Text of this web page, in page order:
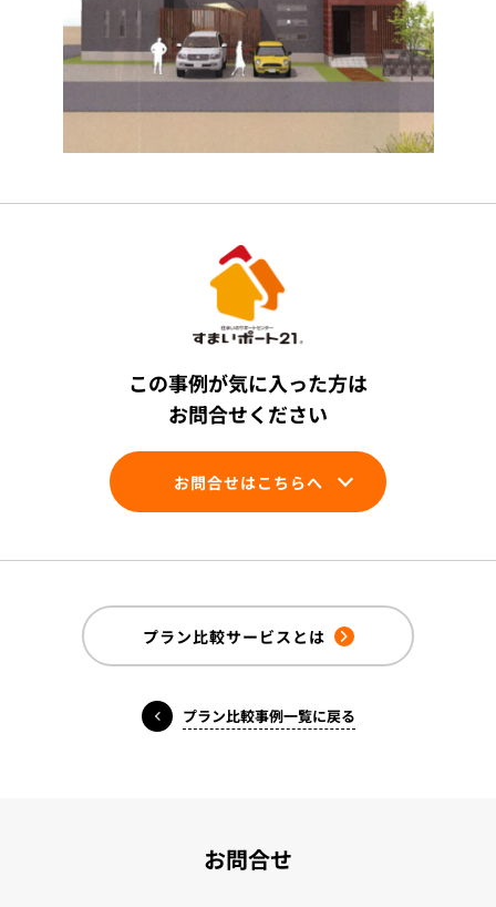
この事例が気に入った方は
お問合せください
お問合せはこちらへ
プラン比較サービスとは
プラン比較事例一覧に戻る
お問合せ